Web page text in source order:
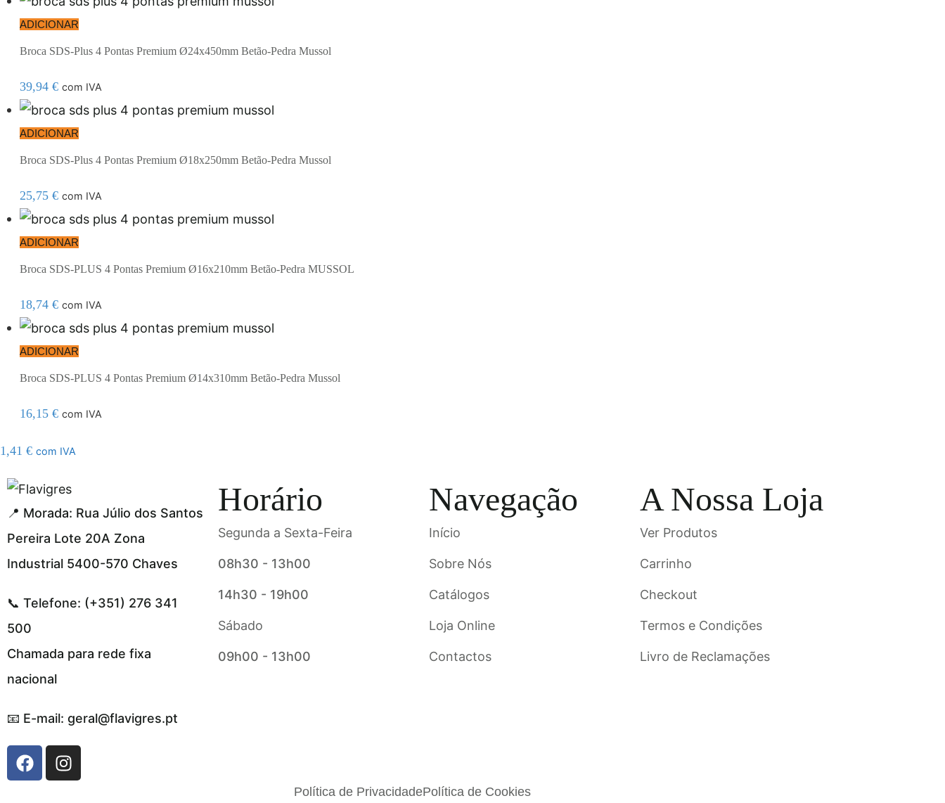
ADICIONAR
Broca SDS-Plus 4 Pontas Premium Ø24x450mm Betão-Pedra Mussol
39,94 € com IVA
ADICIONAR
Broca SDS-Plus 4 Pontas Premium Ø18x250mm Betão-Pedra Mussol
25,75 € com IVA
ADICIONAR
Broca SDS-PLUS 4 Pontas Premium Ø16x210mm Betão-Pedra MUSSOL
18,74 € com IVA
ADICIONAR
Broca SDS-PLUS 4 Pontas Premium Ø14x310mm Betão-Pedra Mussol
16,15 € com IVA
1,41 € com IVA
📍 Morada: Rua Júlio dos Santos
Pereira Lote 20A Zona
Industrial 5400-570 Chaves
📞 Telefone: (+351) 276 341
500
Chamada para rede fixa
nacional
📧 E-mail: geral@flavigres.pt
Horário
Segunda a Sexta-Feira
08h30 - 13h00
14h30 - 19h00
Sábado
09h00 - 13h00
Navegação
Início
Sobre Nós
Catálogos
Loja Online
Contactos
A Nossa Loja
Ver Produtos
Carrinho
Checkout
Termos e Condições
Livro de Reclamações
Política de PrivacidadePolítica de Cookies